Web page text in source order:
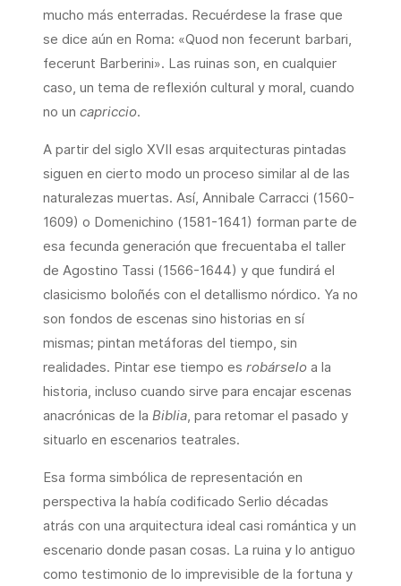
mucho más enterradas. Recuérdese la frase que
se dice aún en Roma: «Quod non fecerunt barbari,
fecerunt Barberini». Las ruinas son, en cualquier
caso, un tema de reflexión cultural y moral, cuando
no un capriccio.
A partir del siglo XVII esas arquitecturas pintadas
siguen en cierto modo un proceso similar al de las
naturalezas muertas. Así, Annibale Carracci (1560-
1609) o Domenichino (1581-1641) forman parte de
esa fecunda generación que frecuentaba el taller
de Agostino Tassi (1566-1644) y que fundirá el
clasicismo boloñés con el detallismo nórdico. Ya no
son fondos de escenas sino historias en sí
mismas; pintan metáforas del tiempo, sin
realidades. Pintar ese tiempo es robárselo a la
historia, incluso cuando sirve para encajar escenas
anacrónicas de la Biblia, para retomar el pasado y
situarlo en escenarios teatrales.
Esa forma simbólica de representación en
perspectiva la había codificado Serlio décadas
atrás con una arquitectura ideal casi romántica y un
escenario donde pasan cosas. La ruina y lo antiguo
como testimonio de lo imprevisible de la fortuna y